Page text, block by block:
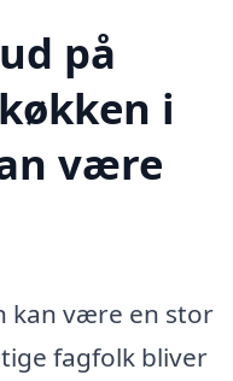
på
i
være
kan være en stor
fagfolk bliver